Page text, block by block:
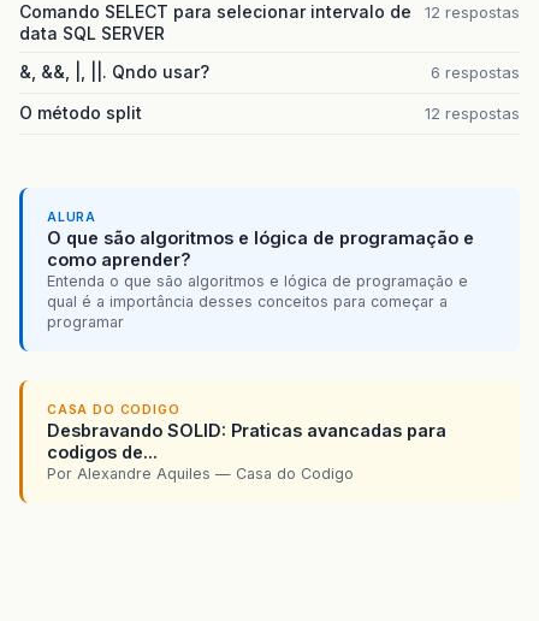
Comando SELECT para selecionar intervalo de
data SQL SERVER
12 respostas
&, &&, |, ||. Qndo usar? 6 respostas
O método split 12 respostas
ALURA
O que são algoritmos e lógica de programação e
como aprender?
Entenda o que são algoritmos e lógica de programação e
qual é a importância desses conceitos para começar a
programar
CASA DO CODIGO
Desbravando SOLID: Praticas avancadas para
codigos de...
Por Alexandre Aquiles — Casa do Codigo